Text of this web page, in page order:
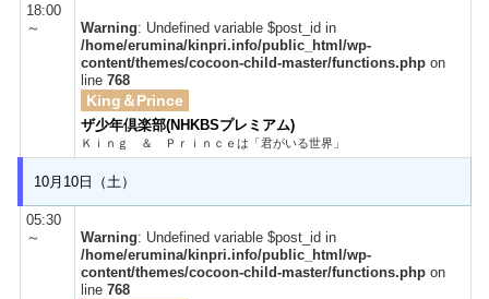
18:00
～
Warning: Undefined variable $post_id in
/home/erumina/kinpri.info/public_html/wp-
content/themes/cocoon-child-master/functions.php on
line 768
King＆Prince
ザ少年倶楽部(NHKBSプレミアム)
Ｋｉｎｇ ＆ Ｐｒｉｎｃｅは「君がいる世界」
10月10日（土）
05:30
～
Warning: Undefined variable $post_id in
/home/erumina/kinpri.info/public_html/wp-
content/themes/cocoon-child-master/functions.php on
line 768